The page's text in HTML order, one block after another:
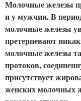
Молочные железы
и у мужчин. В
молочные железы
претерпевают
молочные железы
протоков,
присутствует
женских молочных